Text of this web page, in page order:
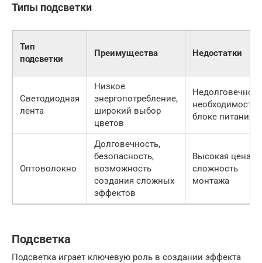
Типы подсветки
Тип
подсветки
Преимущества Недостатки
Светодиодная
лента
Низкое
энергопотребление,
широкий выбор
цветов
необходимость
блоке питания
Оптоволокно
Долговечность,
безопасность,
возможность
создания сложных
эффектов
Высокая цена,
сложность
монтажа
Подсветка
Подсветка играет ключевую роль в создании эффекта